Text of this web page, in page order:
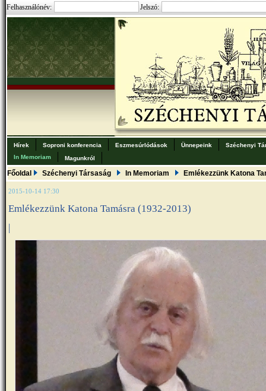
Felhasználónév: Jelszó:
Hírek Soproni konferencia Eszmesúrlódások Ünnepeink
Széchenyi
In Memoriam
Magunkról
Főoldal Széchenyi Társaság In Memoriam Emlékezzünk Katona
2015-10-14 17:30
Emlékezzünk Katona Tamásra (1932-2013)
|